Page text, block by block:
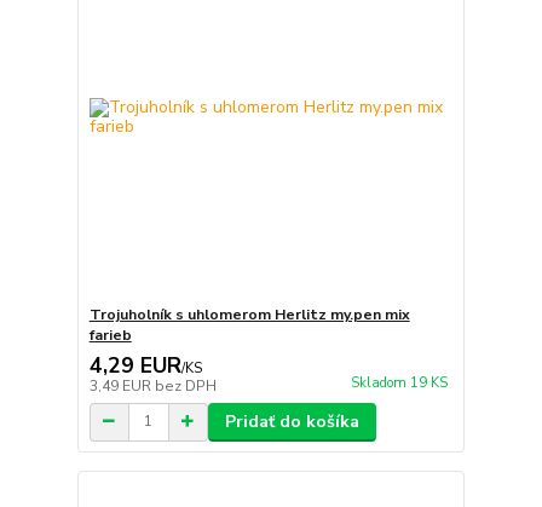
Trojuholník s uhlomerom Herlitz my.pen mix
farieb
4,29 EUR/KS
3,49 EUR bez DPH Skladom 19 KS
Pridať do košíka